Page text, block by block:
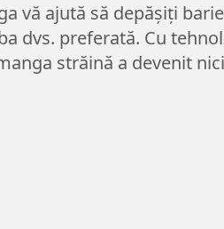
vă ajută să depășiți
dvs. preferată. Cu
străină a devenit